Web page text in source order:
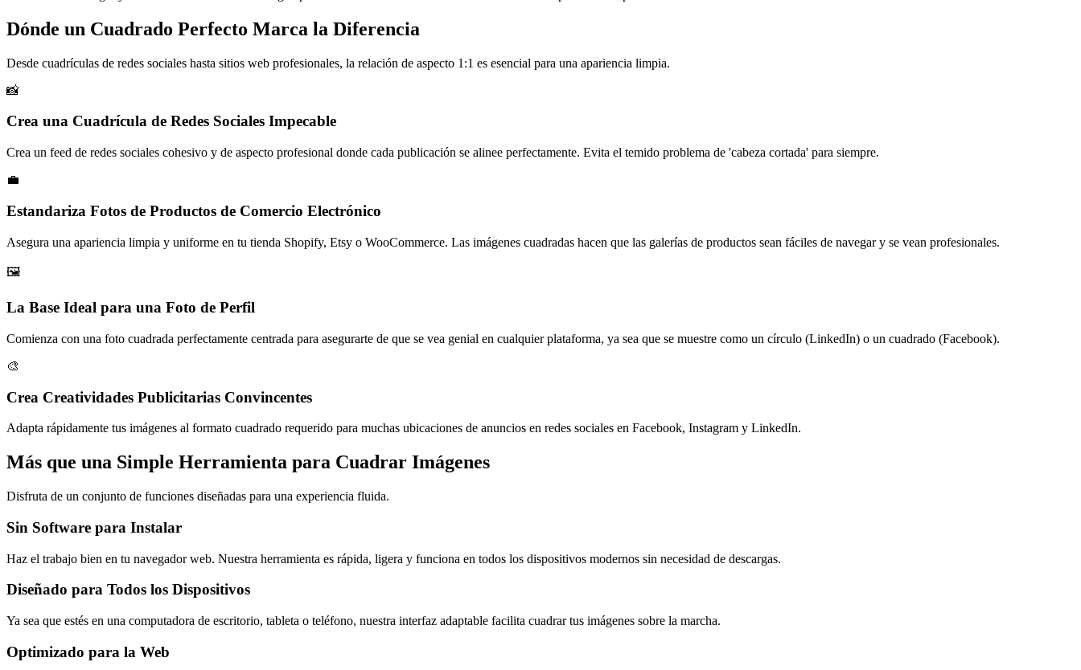
Dónde un Cuadrado Perfecto Marca la Diferencia
Desde cuadrículas de redes sociales hasta sitios web profesionales, la relación de aspecto 1:1 es esencial para una apariencia limpia.
📸
Crea una Cuadrícula de Redes Sociales Impecable
Crea un feed de redes sociales cohesivo y de aspecto profesional donde cada publicación se alinee perfectamente. Evita el temido problema de 'cabeza cortada' para siempre.
💼
Estandariza Fotos de Productos de Comercio Electrónico
Asegura una apariencia limpia y uniforme en tu tienda Shopify, Etsy o WooCommerce. Las imágenes cuadradas hacen que las galerías de productos sean fáciles de navegar y se vean profesionales.
🖼️
La Base Ideal para una Foto de Perfil
Comienza con una foto cuadrada perfectamente centrada para asegurarte de que se vea genial en cualquier plataforma, ya sea que se muestre como un círculo (LinkedIn) o un cuadrado (Facebook).
🎨
Crea Creatividades Publicitarias Convincentes
Adapta rápidamente tus imágenes al formato cuadrado requerido para muchas ubicaciones de anuncios en redes sociales en Facebook, Instagram y LinkedIn.
Más que una Simple Herramienta para Cuadrar Imágenes
Disfruta de un conjunto de funciones diseñadas para una experiencia fluida.
Sin Software para Instalar
Haz el trabajo bien en tu navegador web. Nuestra herramienta es rápida, ligera y funciona en todos los dispositivos modernos sin necesidad de descargas.
Diseñado para Todos los Dispositivos
Ya sea que estés en una computadora de escritorio, tableta o teléfono, nuestra interfaz adaptable facilita cuadrar tus imágenes sobre la marcha.
Optimizado para la Web